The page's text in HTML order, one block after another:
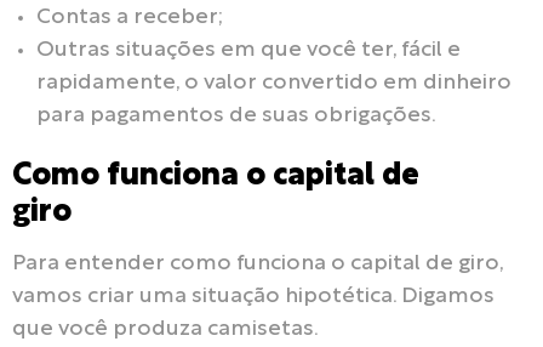
Contas a receber;
Outras situações em que você ter, fácil e
rapidamente, o valor convertido em dinheiro
para pagamentos de suas obrigações.
Como funciona o capital de
giro
Para entender como funciona o capital de giro,
vamos criar uma situação hipotética. Digamos
que você produza camisetas.